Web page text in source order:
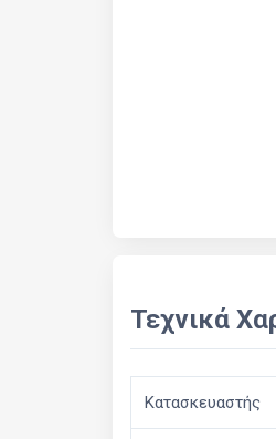
Τεχνικά
Κατασκευαστής